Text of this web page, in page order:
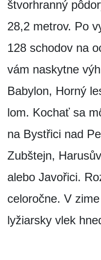
štvorhranný
28,2 metrov. Po
128 schodov na
vám naskytne
Babylon, Horný
lom. Kochať sa
na Bystřici nad
Zubštejn,
alebo Javořici.
celoročne. V
lyžiarsky vlek